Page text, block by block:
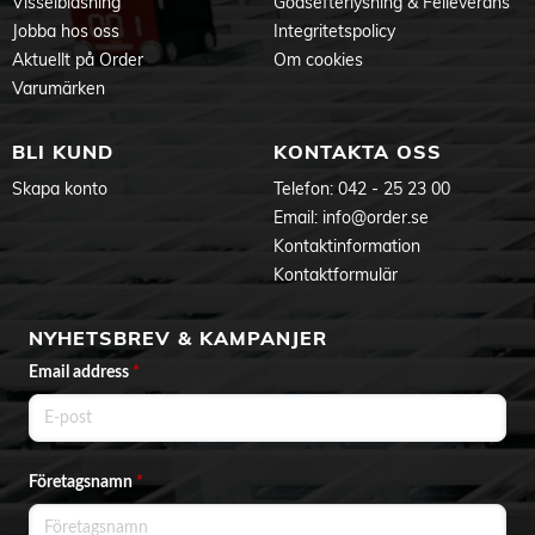
Räckvidd: Upp till 30 meter
Antal minnesplatser: 32 st
Strömförbrukning vid standby: Under 1 W
Mått mottagare (B x H x D): 40 x 45 x 15 mm
Jobba hos oss
Aktuellt på Order
Varumärken
Integritetspolicy
Om cookies
BLI KUND
Skapa konto
KONTAKTA OSS
Telefon: 042 - 25 23 00
Email: info@order.se
Kontaktinformation
Kontaktformulär
NYHETSBREV & KAMPANJER
Email address *
Företagsnamn*